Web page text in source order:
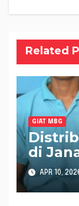
Related
GIAT MBG
di
SPPG
APR 10,